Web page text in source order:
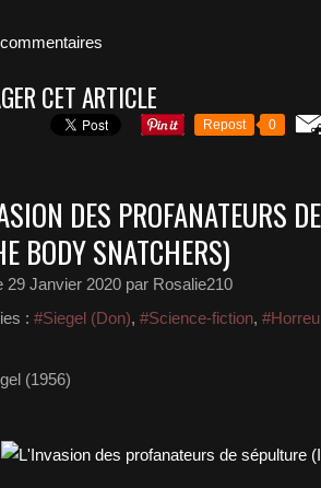
CET ARTICLE
Repost 0
DES PROFANATEURS
BODY SNATCHERS)
29 Janvier 2020 par Rosalie210
: #Siegel (Don), #Science-fiction,
(1956)